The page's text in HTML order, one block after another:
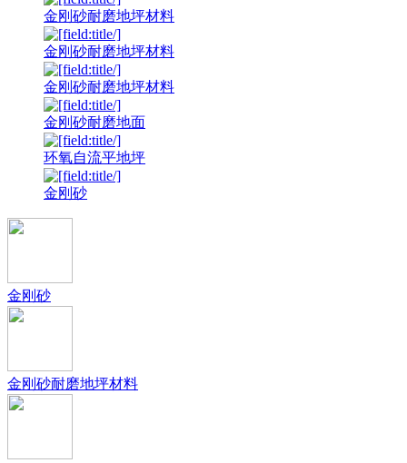
金刚砂耐磨地坪材料
金刚砂耐磨地坪材料
金刚砂耐磨地坪材料
金刚砂耐磨地面
环氧自流平地坪
金刚砂
金刚砂
金刚砂耐磨地坪材料